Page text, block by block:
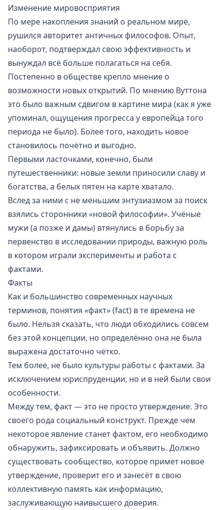
Изменение мировосприятия
По мере накопления знаний о реальном мире,
рушился авторитет античных философов. Опыт,
наоборот, подтверждал свою эффективность и
вынуждал всё больше полагаться на себя.
Постепенно в обществе крепло мнение о
возможности новых открытий. По мнению Вуттона
это было важным сдвигом в картине мира (как я уже
упоминал, ощущения прогресса у европейца того
периода не было). Более того, находить новое
становилось почётно и выгодно.
Первыми ласточками, конечно, были
путешественники: новые земли приносили славу и
богатства, а белых пятен на карте хватало.
Вслед за ними с не меньшим энтузиазмом за поиск
взялись сторонники «новой философии». Учёные
мужи (а позже и дамы) втянулись в борьбу за
первенство в исследовании природы, важную роль
в котором играли эксперименты и работа с
фактами.
Факты
Как и большинство современных научных
терминов, понятия «факт» (fact) в те времена не
было. Нельзя сказать, что люди обходились совсем
без этой концепции, но определённо она не была
выражена достаточно чётко.
Тем более, не было культуры работы с фактами. За
исключением юриспруденции, но и в ней были свои
особенности.
Между тем, факт — это не просто утверждение. Это
своего рода социальный конструкт. Прежде чем
некоторое явление станет фактом, его необходимо
обнаружить, зафиксировать и объявить. Должно
существовать сообщество, которое примет новое
утверждение, проверит его и занесёт в свою
коллективную память как информацию,
заслуживающую наивысшего доверия.